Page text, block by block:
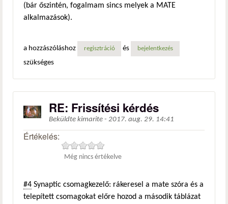
(bár őszintén, fogalmam sincs melyek a MATE
alkalmazások).
a hozzászóláshoz regisztráció és bejelentkezés
szükséges
RE: Frissítési kérdés
Beküldte kimarite - 2017. aug. 29. 14:41
Értékelés:
Még nincs értékelve
#4 Synaptic csomagkezelő: rákeresel a mate szóra és a
telepített csomagokat előre hozod a második táblázat